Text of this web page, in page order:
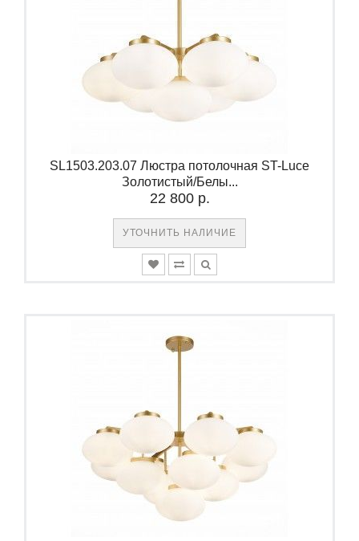
SL1503.203.07 Люстра потолочная ST-Luce
Золотистый/Белы...
22 800 р.
УТОЧНИТЬ НАЛИЧИЕ